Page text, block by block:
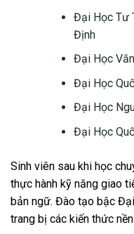
Đại Học Tư
Định
Đại Học
Đại Học
Đại Học
Đại Học
Sinh viên sau khi học
thực hành kỹ năng giao
bản ngữ. Đào tạo bậc
trang bị các kiến thức